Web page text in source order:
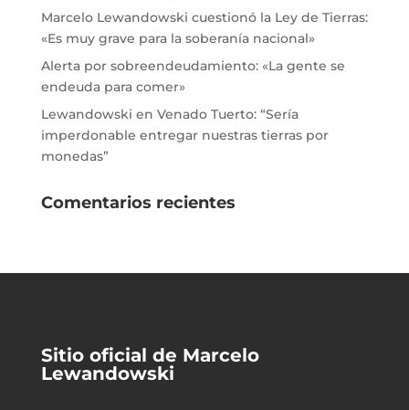
Marcelo Lewandowski cuestionó la Ley de Tierras:
«Es muy grave para la soberanía nacional»
Alerta por sobreendeudamiento: «La gente se
endeuda para comer»
Lewandowski en Venado Tuerto: “Sería
imperdonable entregar nuestras tierras por
monedas”
Comentarios recientes
Sitio oficial de Marcelo
Lewandowski